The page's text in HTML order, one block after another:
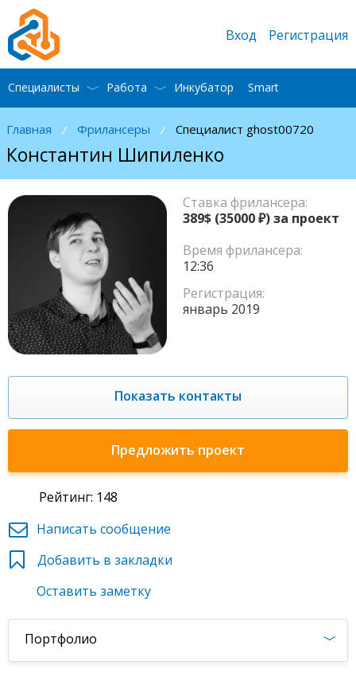
Главная / Фрилансеры / Специалист ghost00720
Константин Шипиленко
Ставка фрилансера:
389$ (35000 ) за проект
Время фрилансера:
12:36
Регистрация:
январь 2019
Показать контакты
Предложить проект
Рейтинг: 148
Написать сообщение
Добавить в закладки
Оставить заметку
Портфолио
Вход Регистрация
Специалисты Работа Инкубатор Smart